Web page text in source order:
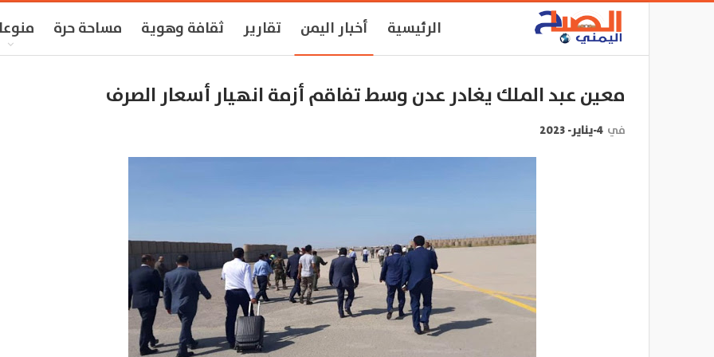
الرئيسية أخبار اليمن تقارير ثقافة وهوية مساحة حرة
معين عبد الملك يغادر عدن وسط تفاقم أزمة انهيار أسعار الصرف
في 4-يناير- 2023